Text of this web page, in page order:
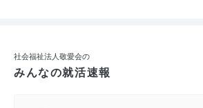
社会福祉法人敬愛会の
みんなの就活速報